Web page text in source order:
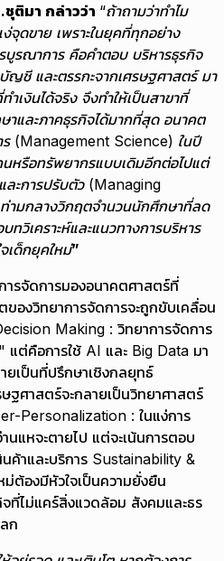
ติมา กล่าวว่า “ถ้าถามว่าทำไม
ง่จุดขาย เพราะในยุคที่ทุกอย่าง
บูรณาการ คือคำตอบ บริหารธุรกิจ
ชี และตรรกะจากเศรษฐศาสตร์ มา
เงินได้จริง จึงทำให้เป็นสาขาที่
และภาคธุรกิจได้มากที่สุดอนาคต
(Management Science) ในปี
นหรือทรัพยากรแบบเดิมอีกต่อไปแต่
ะการปรับตัว (Managing
ามกลางวิกฤตจำนวนนักศึกษาที่ลด
วิเคราะห์และแนวทางการบริหาร
เด็กยุคใหม่”
จัดการมองอนาคตศาสตร์ที่
ของวิทยาการจัดการจะถูกขับเคลื่อน
Making : วิทยาการจัดการ
ต่คือการใช้ AI และ Big Data มา
เป็นที่ปรึกษาเชิงกลยุทธ์
ฐศาสตร์จะกลายเป็นวิทยาศาสตร์
Personalization : ในแง่การ
แหจะตายไป แต่จะเน้นการตอบ
ค้าและบริการ Sustainability &
ต้องมีหัวใจเป็นความยั่งยืน
ที่ไม่แคร์สิ่งแวดล้อม สังคมและธร
ก